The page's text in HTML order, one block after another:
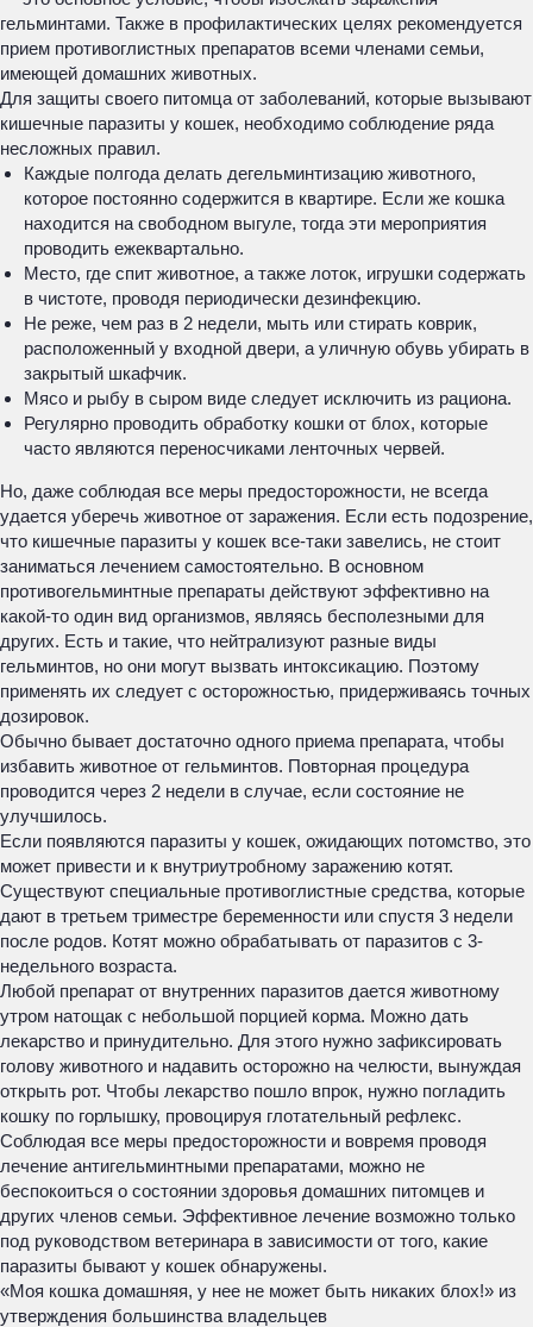
гельминтами. Также в профилактических целях рекомендуется
прием противоглистных препаратов всеми членами семьи,
имеющей домашних животных.
Для защиты своего питомца от заболеваний, которые вызывают
кишечные паразиты у кошек, необходимо соблюдение ряда
несложных правил.
Каждые полгода делать дегельминтизацию животного,
которое постоянно содержится в квартире. Если же кошка
находится на свободном выгуле, тогда эти мероприятия
проводить ежеквартально.
Место, где спит животное, а также лоток, игрушки содержать
в чистоте, проводя периодически дезинфекцию.
Не реже, чем раз в 2 недели, мыть или стирать коврик,
расположенный у входной двери, а уличную обувь убирать в
закрытый шкафчик.
Мясо и рыбу в сыром виде следует исключить из рациона.
Регулярно проводить обработку кошки от блох, которые
часто являются переносчиками ленточных червей.
Но, даже соблюдая все меры предосторожности, не всегда
удается уберечь животное от заражения. Если есть подозрение,
что кишечные паразиты у кошек все-таки завелись, не стоит
заниматься лечением самостоятельно. В основном
противогельминтные препараты действуют эффективно на
какой-то один вид организмов, являясь бесполезными для
других. Есть и такие, что нейтрализуют разные виды
гельминтов, но они могут вызвать интоксикацию. Поэтому
применять их следует с осторожностью, придерживаясь точных
дозировок.
Обычно бывает достаточно одного приема препарата, чтобы
избавить животное от гельминтов. Повторная процедура
проводится через 2 недели в случае, если состояние не
улучшилось.
Если появляются паразиты у кошек, ожидающих потомство, это
может привести и к внутриутробному заражению котят.
Существуют специальные противоглистные средства, которые
дают в третьем триместре беременности или спустя 3 недели
после родов. Котят можно обрабатывать от паразитов с 3-
недельного возраста.
Любой препарат от внутренних паразитов дается животному
утром натощак с небольшой порцией корма. Можно дать
лекарство и принудительно. Для этого нужно зафиксировать
голову животного и надавить осторожно на челюсти, вынуждая
открыть рот. Чтобы лекарство пошло впрок, нужно погладить
кошку по горлышку, провоцируя глотательный рефлекс.
Соблюдая все меры предосторожности и вовремя проводя
лечение антигельминтными препаратами, можно не
беспокоиться о состоянии здоровья домашних питомцев и
других членов семьи. Эффективное лечение возможно только
под руководством ветеринара в зависимости от того, какие
паразиты бывают у кошек обнаружены.
«Моя кошка домашняя, у нее не может быть никаких блох!» из
утверждения большинства владельцев